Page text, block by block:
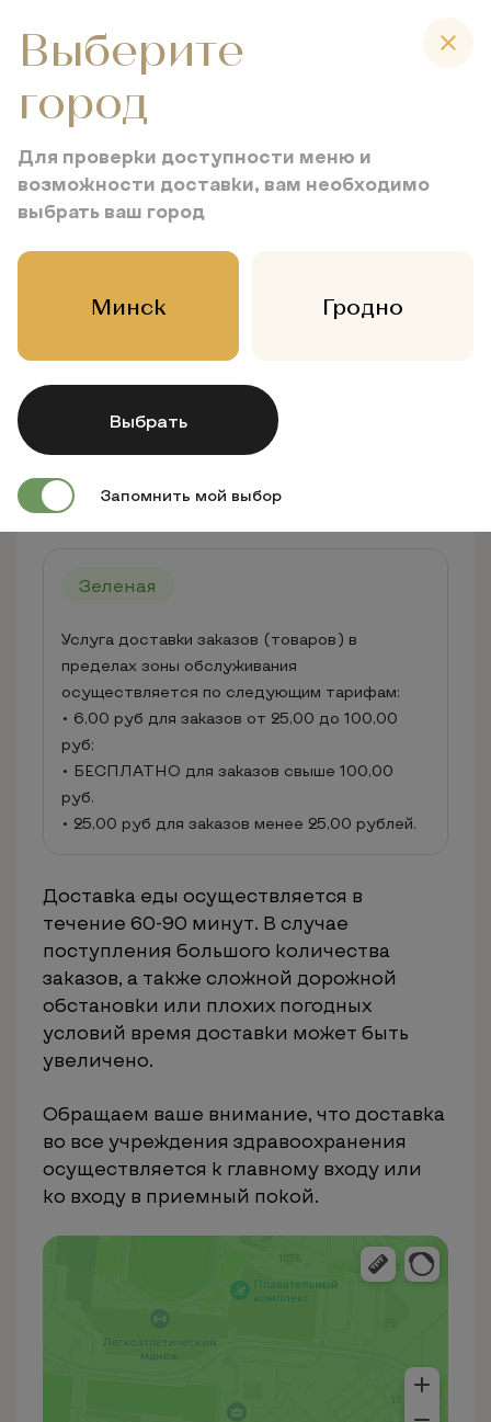
Правила доставки и
оплаты блюд из
ресторана
“Литвины”
Минск
Зеленая
Услуга доставки заказов (товаров) в
пределах зоны обслуживания
осуществляется по следующим тарифам:
• 6,00 руб для заказов от 25,00 до 100,00
руб;
• БЕСПЛАТНО для заказов свыше 100,00
руб.
• 25,00 руб для заказов менее 25,00 рублей.
Доставка еды осуществляется в
течение 60-90 минут. В случае
поступления большого количества
заказов, а также сложной дорожной
обстановки или плохих погодных
условий время доставки может быть
увеличено.
Обращаем ваше внимание, что доставка
во все учреждения здравоохранения
осуществляется к главному входу или
ко входу в приемный покой.
Выберите
город
Для проверки доступности меню и
возможности доставки, вам необходимо
выбрать ваш город
Минск Гродно
Запомнить мой выбор
Выбрать